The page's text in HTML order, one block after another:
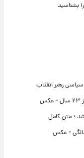
رهبر انقلاب
متن کامل